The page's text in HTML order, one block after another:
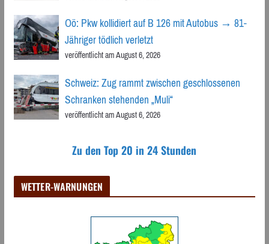
Oö: Pkw kollidiert auf B 126 mit Autobus → 81-
Jähriger tödlich verletzt
veröffentlicht am August 6, 2026
Schweiz: Zug rammt zwischen geschlossenen
Schranken stehenden „Muli“
veröffentlicht am August 6, 2026
Zu den Top 20 in 24 Stunden
WETTER-WARNUNGEN